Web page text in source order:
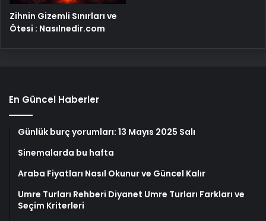
Zihnin Gizemli Sınırları ve
Ötesi : Nasılnedir.com
En Güncel Haberler
Günlük burç yorumları: 13 Mayıs 2025 Salı
Sinemalarda bu hafta
Araba Fiyatları Nasıl Okunur ve Güncel Kalır
Umre Turları Rehberi Diyanet Umre Turları Farkları ve
Seçim Kriterleri